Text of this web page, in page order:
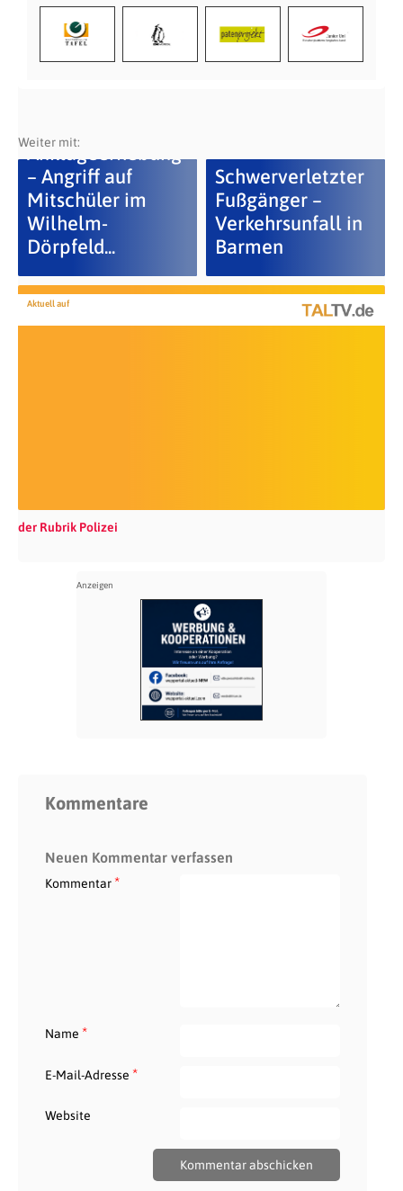
Weiter mit:
Anklageerhebung
– Angriff auf
Mitschüler im
Wilhelm-
Dörpfeld...
Schwerverletzter
Fußgänger –
Verkehrsunfall in
Barmen
Aktuell auf
der Rubrik Polizei
Kommentare
Neuen Kommentar verfassen
Kommentar*
Name *
E-Mail-Adresse *
Website